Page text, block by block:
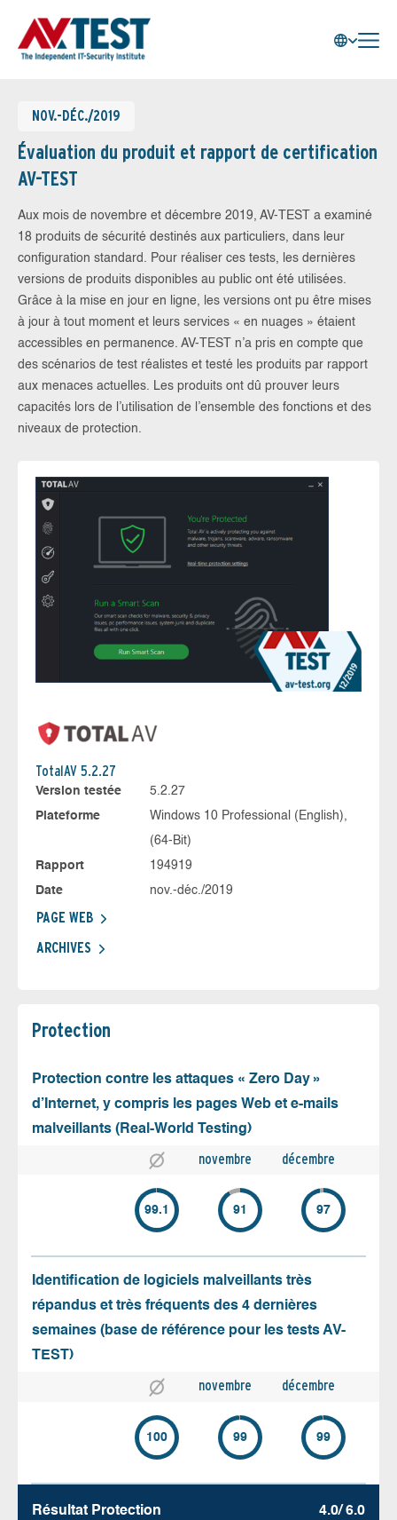
NOV.-DÉC./2019
Évaluation du produit et rapport de certification
AV-TEST
Aux mois de novembre et décembre 2019, AV-TEST a examiné
18 produits de sécurité destinés aux particuliers, dans leur
configuration standard. Pour réaliser ces tests, les dernières
versions de produits disponibles au public ont été utilisées.
Grâce à la mise en jour en ligne, les versions ont pu être mises
à jour à tout moment et leurs services « en nuages » étaient
accessibles en permanence. AV-TEST n’a pris en compte que
des scénarios de test réalistes et testé les produits par rapport
aux menaces actuelles. Les produits ont dû prouver leurs
capacités lors de l’utilisation de l’ensemble des fonctions et des
niveaux de protection.
TotalAV 5.2.27
Version testée
5.2.27
Plateforme
Windows 10 Professional (English),
(64-Bit)
Rapport
194919
Date
nov.-déc./2019
PAGE WEB
ARCHIVES
Protection
Protection contre les attaques « Zero Day »
d’Internet, y compris les pages Web et e-mails
malveillants (Real-World Testing)
novembre décembre
99.1 91 97
Identification de logiciels malveillants très
répandus et très fréquents des 4 dernières
semaines (base de référence pour les tests AV-
TEST)
novembre décembre
100 99 99
Résultat Protection 4.0/ 6.0